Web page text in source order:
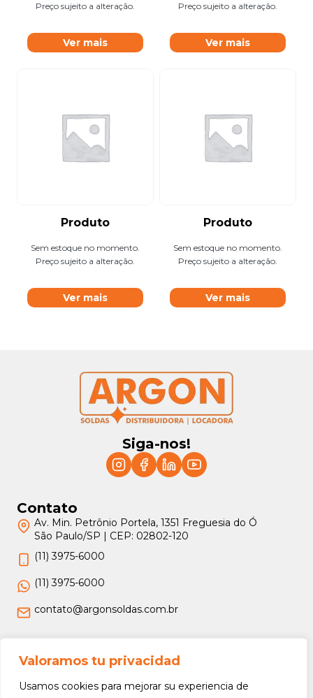
Valoramos tu privacidad
Usamos cookies para mejorar su experiencia de
Preço sujeito a alteração.
Ver mais
Preço sujeito a alteração.
Ver mais
Produto
Sem estoque no momento.
Preço sujeito a alteração.
Ver mais
Produto
Sem estoque no momento.
Preço sujeito a alteração.
Ver mais
Siga-nos!
Contato
Av. Min. Petrônio Portela, 1351 Freguesia do Ó
São Paulo/SP | CEP: 02802-120
(11) 3975-6000
(11) 3975-6000
contato@argonsoldas.com.br
Jurídico
Termos e Condições
Política de Privacidade